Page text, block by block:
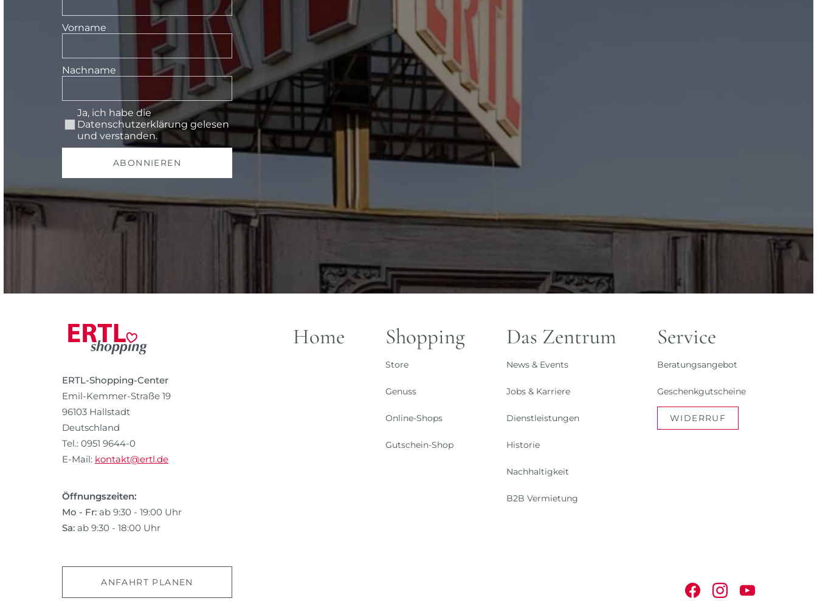
Vorname
Nachname
Ja, ich habe die
Datenschutzerklärunggelesen
und verstanden.
ABONNIEREN
ERTL-Shopping-Center
Emil-Kemmer-Straße 19
96103 Hallstadt
Deutschland
Tel.: 0951 9644-0
E-Mail: kontakt@ertl.de
Öffnungszeiten:
Mo - Fr: ab 9:30 - 19:00 Uhr
Sa: ab 9:30 - 18:00 Uhr
Home Shopping
Store
Genuss
Online-Shops
Gutschein-Shop
Das Zentrum
News & Events
Jobs & Karriere
Dienstleistungen
Historie
Nachhaltigkeit
B2B Vermietung
Service
Beratungsangebot
Geschenkgutscheine
WIDERRUF
ANFAHRT PLANEN